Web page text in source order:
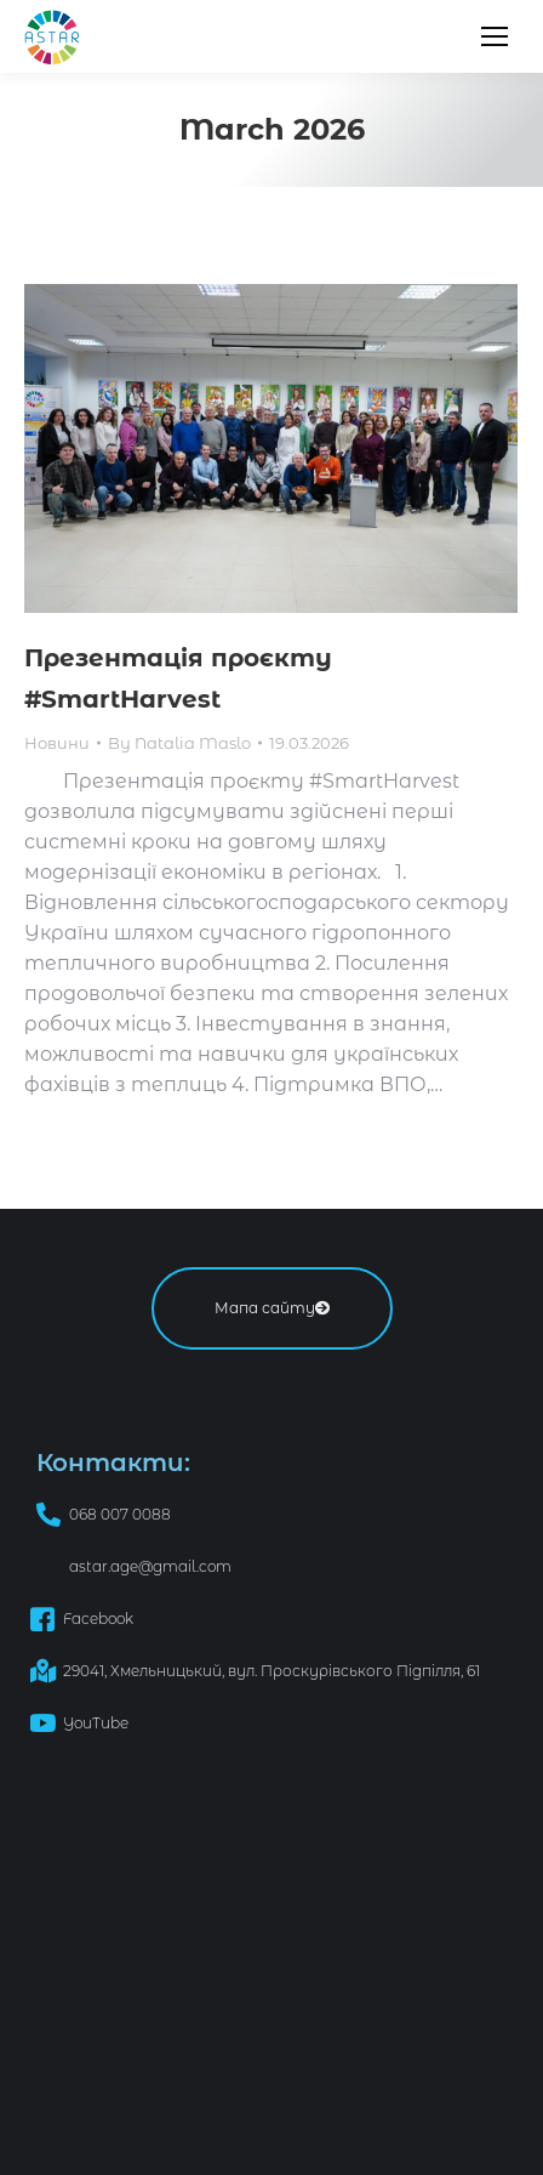
March 2026
Презентація проєкту
#SmartHarvest
Новини By Natalia Maslo 19.03.2026
Презентація проєкту #SmartHarvest
дозволила підсумувати здійснені перші
системні кроки на довгому шляху
модернізації економіки в регіонах. 1.
Відновлення сільськогосподарського сектору
України шляхом сучасного гідропонного
тепличного виробництва 2. Посилення
продовольчої безпеки та створення зелених
робочих місць 3. Інвестування в знання,
можливості та навички для українських
фахівців з теплиць 4. Підтримка ВПО,…
Мапа сайту
Контакти:
068 007 0088
astar.age@gmail.com
Facebook
29041, Хмельницький, вул. Проскурівського Підпілля, 61
YouTube